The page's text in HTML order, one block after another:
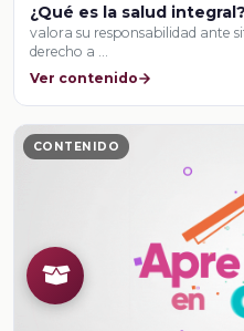
¿Qué es la salud integral?
valora su responsabilidad ante
derecho a …
Ver contenido
CONTENIDO